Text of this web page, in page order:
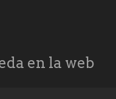
en la web